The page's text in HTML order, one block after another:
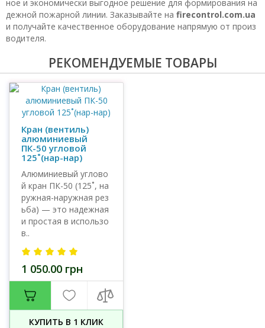
ное и экономически выгодное решение для формирования на
дежной пожарной линии. Заказывайте на firecontrol.com.ua
и получайте качественное оборудование напрямую от произ
водителя.
РЕКОМЕНДУЕМЫЕ ТОВАРЫ
Кран (вентиль)
алюминиевый
ПК-50 угловой
125˚(нар-нар)
Алюминиевый углово
й кран ПК-50 (125˚, на
ружная-наружная рез
ьба) — это надежная
и простая в использо
в..
1 050.00 грн
КУПИТЬ В 1 КЛИК